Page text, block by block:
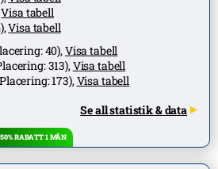
Visa tabell
),Visa tabell
40),Visa tabell
313),Visa tabell
173),Visa tabell
Se all statistik & data
RABATT 1 MÅN